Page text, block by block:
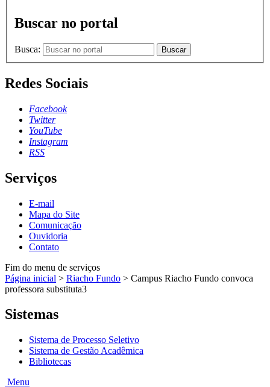
Buscar no portal
Busca: Buscar
Redes Sociais
Facebook
Twitter
YouTube
Instagram
RSS
Serviços
E-mail
Mapa do Site
Comunicação
Ouvidoria
Contato
Fim do menu de serviços
Página inicial > Riacho Fundo > Campus Riacho Fundo convoca
professora substituta3
Sistemas
Sistema de Processo Seletivo
Sistema de Gestão Acadêmica
Bibliotecas
Menu